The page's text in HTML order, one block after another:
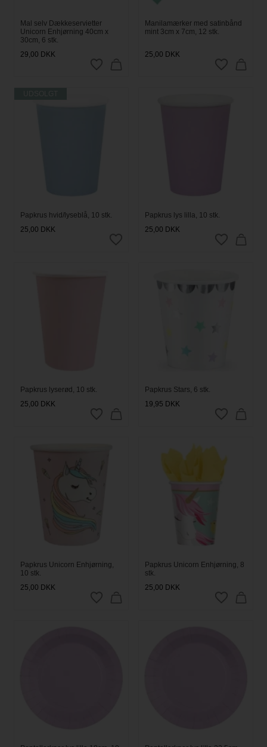
Mal selv Dækkeservietter
Unicorn Enhjørning 40cm x
30cm, 6 stk.
29,00 DKK
Manilamærker med satinbånd
mint 3cm x 7cm, 12 stk.
25,00 DKK
Papkrus hvid/lyseblå, 10 stk.
25,00 DKK
Papkrus lys lilla, 10 stk.
25,00 DKK
Papkrus lyserød, 10 stk.
25,00 DKK
Papkrus Stars, 6 stk.
19,95 DKK
Papkrus Unicorn Enhjørning,
10 stk.
25,00 DKK
Papkrus Unicorn Enhjørning, 8
stk.
25,00 DKK